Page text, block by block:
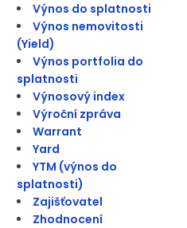
Výnos do splatnosti
Výnos nemovitosti
(Yield)
Výnos portfolia do
splatnosti
Výnosový index
Výroční zpráva
Warrant
Yard
YTM (výnos do
splatnosti)
Zajišťovatel
Zhodnocení